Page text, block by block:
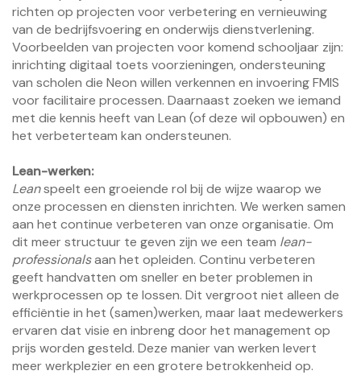
richten op projecten voor verbetering en vernieuwing
van de bedrijfsvoering en onderwijs dienstverlening.
Voorbeelden van projecten voor komend schooljaar zijn:
inrichting digitaal toets voorzieningen, ondersteuning
van scholen die Neon willen verkennen en invoering FMIS
voor facilitaire processen. Daarnaast zoeken we iemand
met die kennis heeft van Lean (of deze wil opbouwen) en
het verbeterteam kan ondersteunen.
Lean-werken:
Leanspeelt een groeiende rol bij de wijze waarop we
onze processen en diensten inrichten. We werken samen
aan het continue verbeteren van onze organisatie. Om
dit meer structuur te geven zijn we een team lean-
professionalsaan het opleiden. Continu verbeteren
geeft handvatten om sneller en beter problemen in
werkprocessen op te lossen. Dit vergroot niet alleen de
efficiëntie in het (samen)werken, maar laat medewerkers
ervaren dat visie en inbreng door het management op
prijs worden gesteld. Deze manier van werken levert
meer werkplezier en een grotere betrokkenheid op.